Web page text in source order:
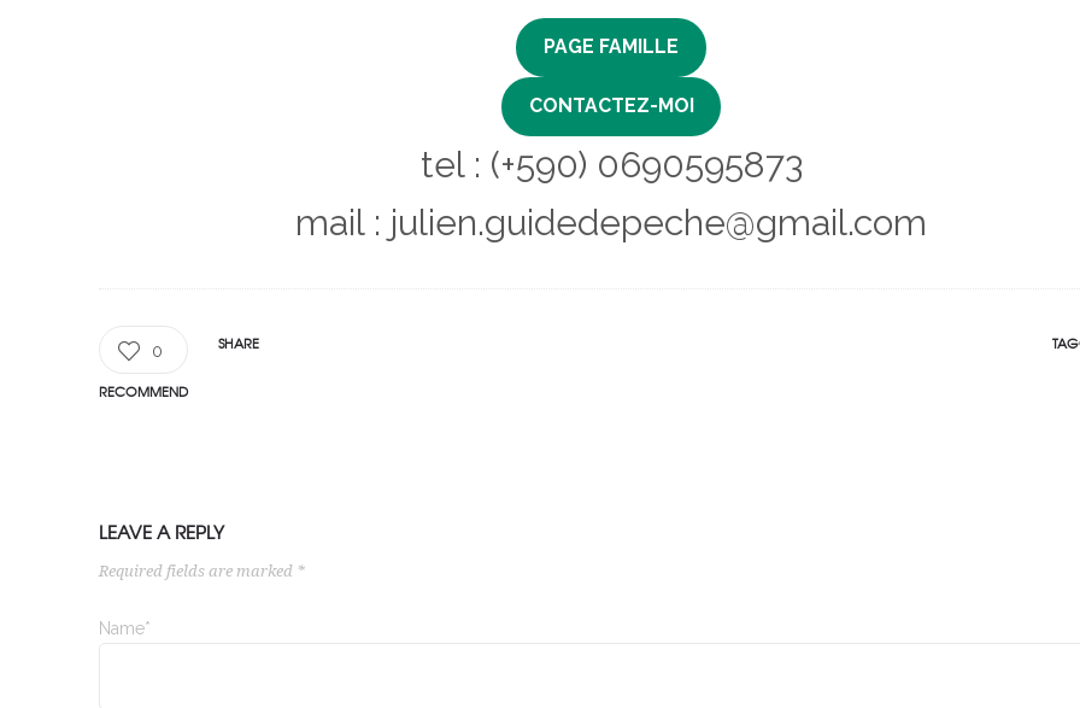
PAGE FAMILLE
CONTACTEZ-MOI
tel : (+590) 0690595873
mail : julien.guidedepeche@gmail.com
0
RECOMMEND
SHARE
LEAVE A REPLY
Required fields are marked *
Name*